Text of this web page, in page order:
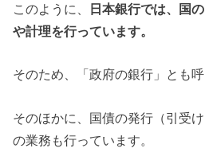
このように、
日本銀行では、国
や計理を行っています。
そのため、「政府の銀行」とも
そのほかに、国債の発行（引受
の業務も行っています。